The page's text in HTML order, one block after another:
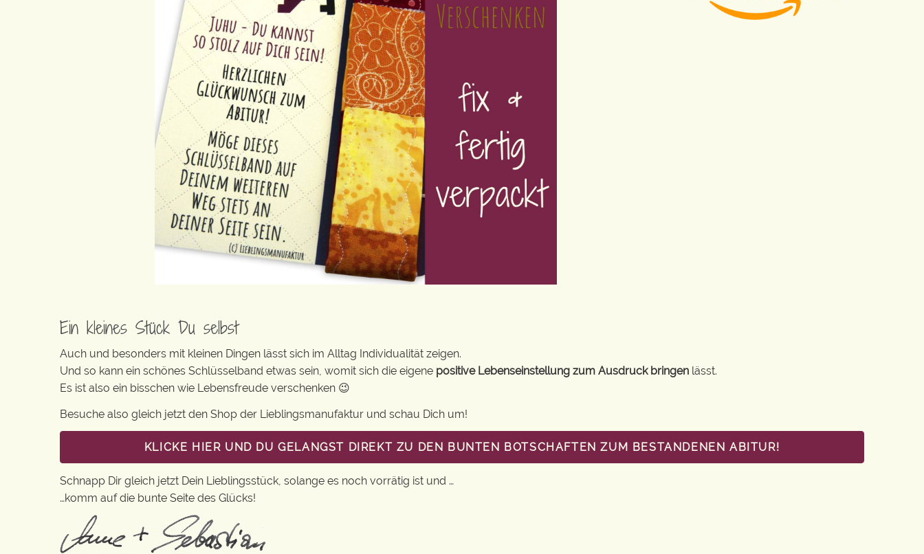
Ein kleines Stück Du selbst
Auch und besonders mit kleinen Dingen lässt sich im Alltag Individualität zeigen.
Und so kann ein schönes Schlüsselband etwas sein, womit sich die eigene positive Lebenseinstellung zum Ausdruck bringen lässt.
Es ist also ein bisschen wie Lebensfreude verschenken 😉
Besuche also gleich jetzt den Shop der Lieblingsmanufaktur und schau Dich um!
KLICKE HIER UND DU GELANGST DIREKT ZU DEN BUNTEN BOTSCHAFTEN ZUM BESTANDENEN ABITUR!
Schnapp Dir gleich jetzt Dein Lieblingsstück, solange es noch vorrätig ist und …
…komm auf die bunte Seite des Glücks!